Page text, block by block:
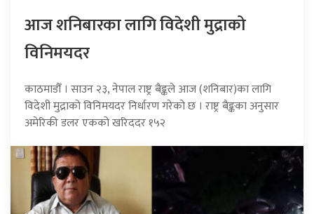
आज शनिबारका लागि विदेशी मुद्राको
विनिमयदर
काठमाडौँ । साउन २३, नेपाल राष्ट्र बैङ्कले आज (शनिबार)का लागि
विदेशी मुद्राको विनिमयदर निर्धारण गरेको छ । राष्ट्र बैङ्कका अनुसार
अमेरिकी डलर एकको खरिददर १५२